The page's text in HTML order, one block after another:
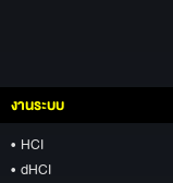
งานระบบ
• HCI
• dHCI